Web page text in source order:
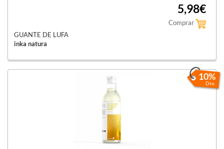
5,98€
Comprar
GUANTE DE LUFA
inka natura
10%
Dto.